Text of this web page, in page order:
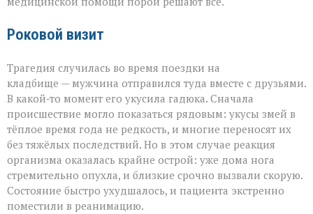
Роковой визит
Трагедия случилась во время поездки на
кладбище — мужчина отправился туда вместе с друзьями.
В какой‑то момент его укусила гадюка. Сначала
происшествие могло показаться рядовым: укусы змей в
тёплое время года не редкость, и многие переносят их
без тяжёлых последствий. Но в этом случае реакция
организма оказалась крайне острой: уже дома нога
стремительно опухла, и близкие срочно вызвали скорую.
Состояние быстро ухудшалось, и пациента экстренно
поместили в реанимацию.